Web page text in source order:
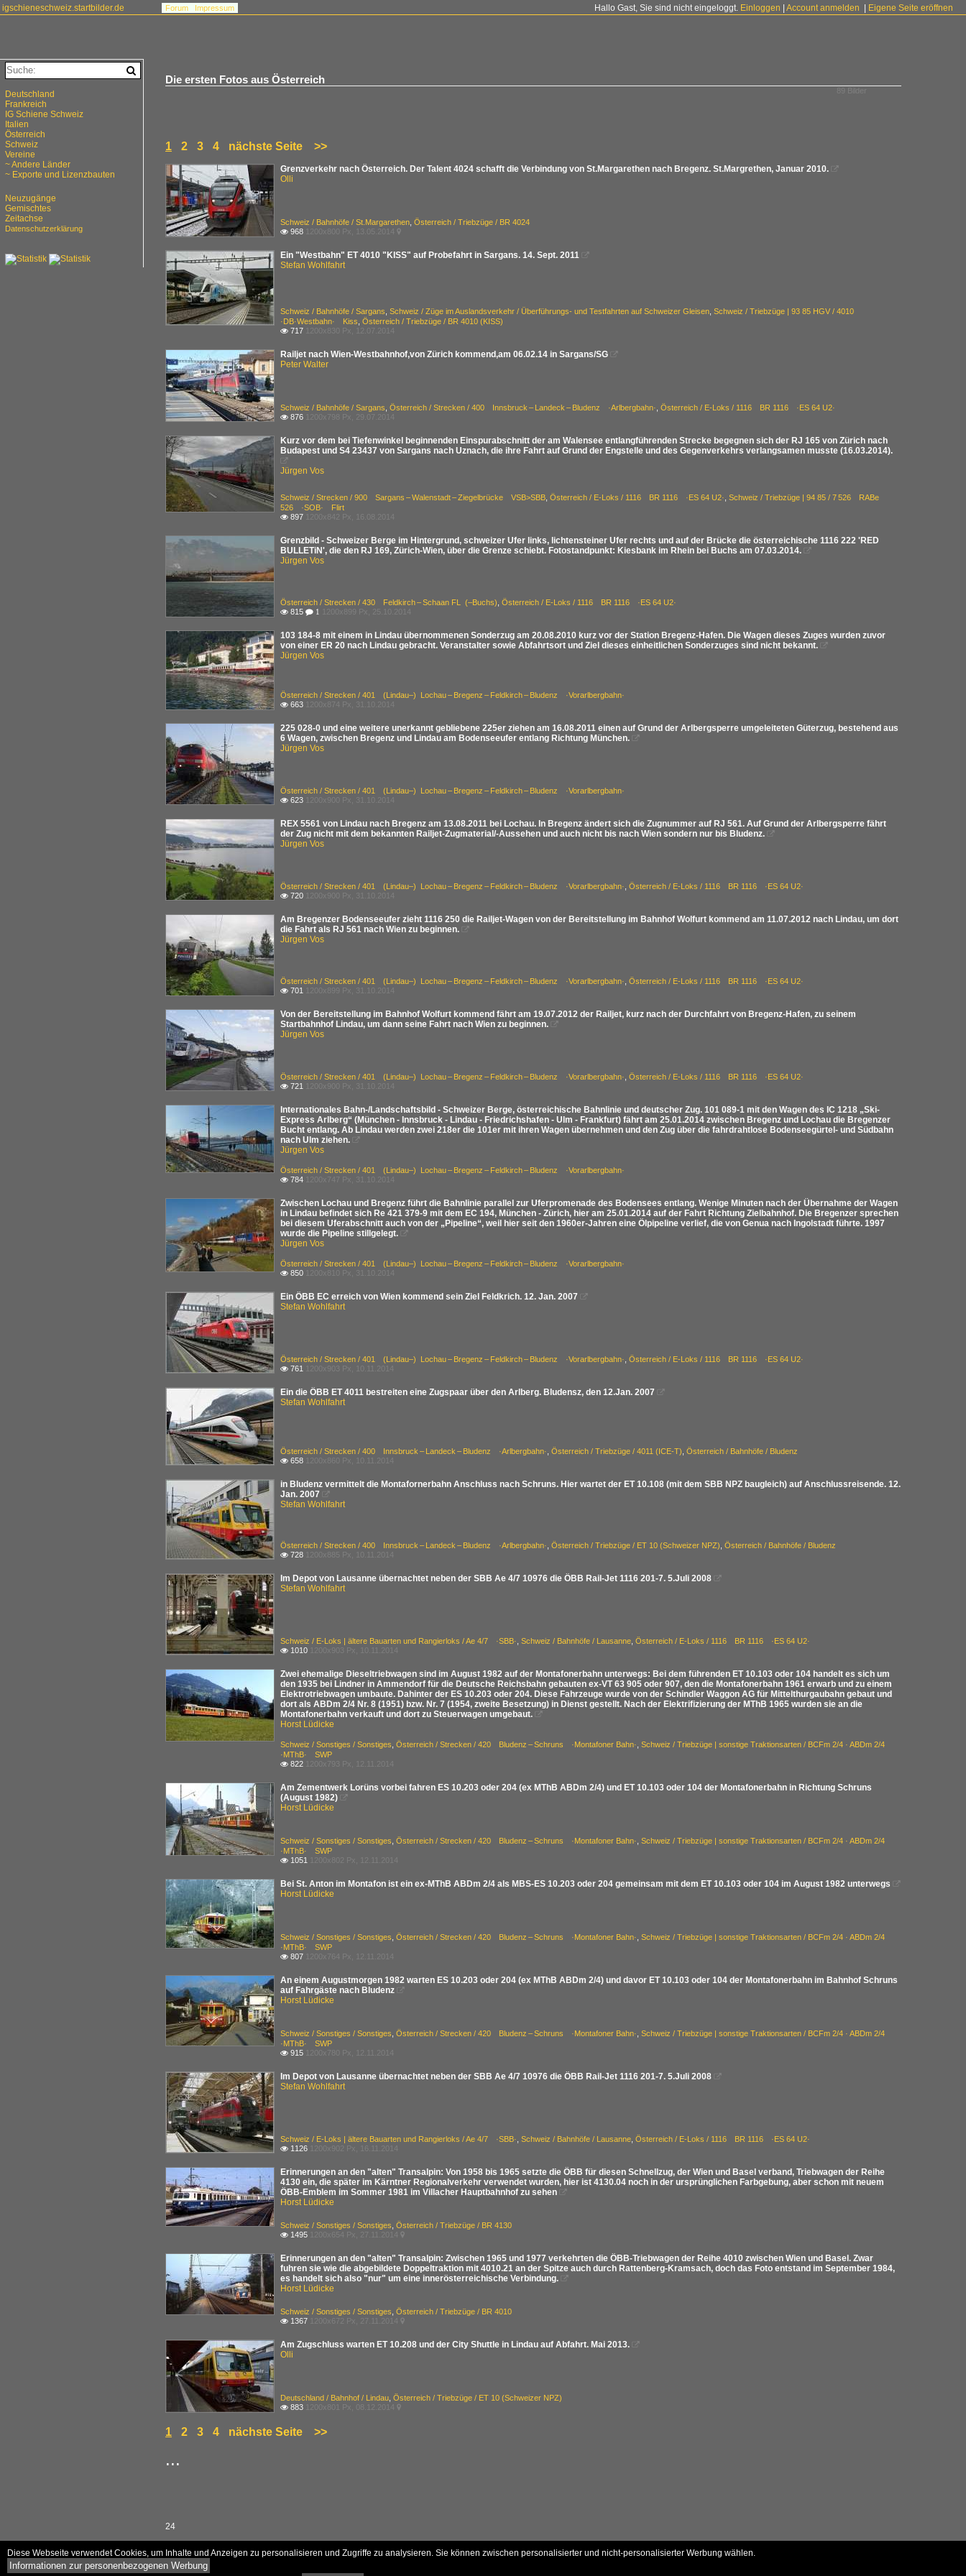
igschieneschweiz.startbilder.de Hallo Gast, Sie sind nicht eingeloggt. Einloggen Account anmelden Eigene Seite eröffnen
Forum Impressum
Die ersten Fotos aus Österreich
89 Bilder
1 2 3 4 nächste Seite >>
Grenzverkehr nach Österreich. Der Talent 4024 schafft die Verbindung von St.Margarethen nach Bregenz. St.Margrethen, Januar 2010. 
Olli
Schweiz / Bahnhöfe / St.Margarethen Österreich / Triebzüge / BR 4024
 968 1200x800 Px, 13.05.2014 
Ein "Westbahn" ET 4010 "KISS" auf Probefahrt in Sargans. 14. Sept. 2011 
Stefan Wohlfahrt
Schweiz / Bahnhöfe / Sargans Schweiz / Züge im Auslandsverkehr / Überführungs- und Testfahrten auf Schweizer Gleisen Schweiz / Triebzüge | 93 85 HGV / 4010
·DB·Westbahn· Kiss Österreich / Triebzüge / BR 4010 (KISS)
 717 1200x830 Px, 12.07.2014
Railjet nach Wien-Westbahnhof,von Zürich kommend,am 06.02.14 in Sargans/SG 
Peter Walter
Schweiz / Bahnhöfe / Sargans Österreich / Strecken / 400 Innsbruck – Landeck – Bludenz ·Arlbergbahn· Österreich / E-Loks / 1116 BR 1116 ·ES 64 U2·
 876 1200x798 Px, 29.07.2014
Kurz vor dem bei Tiefenwinkel beginnenden Einspurabschnitt der am Walensee entlangführenden Strecke begegnen sich der RJ 165 von Zürich nach
Budapest und S4 23437 von Sargans nach Uznach, die ihre Fahrt auf Grund der Engstelle und des Gegenverkehrs verlangsamen musste (16.03.2014).

Jürgen Vos
Schweiz / Strecken / 900 Sargans – Walenstadt – Ziegelbrücke VSB>SBB Österreich / E-Loks / 1116 BR 1116 ·ES 64 U2· Schweiz / Triebzüge | 94 85 / 7 526 RABe
526 ·SOB· Flirt
 897 1200x842 Px, 16.08.2014
Grenzbild - Schweizer Berge im Hintergrund, schweizer Ufer links, lichtensteiner Ufer rechts und auf der Brücke die österreichische 1116 222 'RED
BULLETiN', die den RJ 169, Zürich-Wien, über die Grenze schiebt. Fotostandpunkt: Kiesbank im Rhein bei Buchs am 07.03.2014.

Jürgen Vos
Österreich / Strecken / 430 Feldkirch – Schaan FL (–Buchs) Österreich / E-Loks / 1116 BR 1116 ·ES 64 U2·
 815  1 1200x899 Px, 25.10.2014
103 184-8 mit einem in Lindau übernommenen Sonderzug am 20.08.2010 kurz vor der Station Bregenz-Hafen. Die Wagen dieses Zuges wurden zuvor
von einer ER 20 nach Lindau gebracht. Veranstalter sowie Abfahrtsort und Ziel dieses einheitlichen Sonderzuges sind nicht bekannt.

Jürgen Vos
Österreich / Strecken / 401 (Lindau–) Lochau – Bregenz – Feldkirch – Bludenz ·Vorarlbergbahn·
 663 1200x874 Px, 31.10.2014
225 028-0 und eine weitere unerkannt gebliebene 225er ziehen am 16.08.2011 einen auf Grund der Arlbergsperre umgeleiteten Güterzug, bestehend aus
6 Wagen, zwischen Bregenz und Lindau am Bodenseeufer entlang Richtung München.

Jürgen Vos
Österreich / Strecken / 401 (Lindau–) Lochau – Bregenz – Feldkirch – Bludenz ·Vorarlbergbahn·
 623 1200x900 Px, 31.10.2014
REX 5561 von Lindau nach Bregenz am 13.08.2011 bei Lochau. In Bregenz ändert sich die Zugnummer auf RJ 561. Auf Grund der Arlbergsperre fährt
der Zug nicht mit dem bekannten Railjet-Zugmaterial/-Aussehen und auch nicht bis nach Wien sondern nur bis Bludenz.

Jürgen Vos
Österreich / Strecken / 401 (Lindau–) Lochau – Bregenz – Feldkirch – Bludenz ·Vorarlbergbahn· Österreich / E-Loks / 1116 BR 1116 ·ES 64 U2·
 720 1200x900 Px, 31.10.2014
Am Bregenzer Bodenseeufer zieht 1116 250 die Railjet-Wagen von der Bereitstellung im Bahnhof Wolfurt kommend am 11.07.2012 nach Lindau, um dort
die Fahrt als RJ 561 nach Wien zu beginnen.

Jürgen Vos
Österreich / Strecken / 401 (Lindau–) Lochau – Bregenz – Feldkirch – Bludenz ·Vorarlbergbahn· Österreich / E-Loks / 1116 BR 1116 ·ES 64 U2·
 701 1200x899 Px, 31.10.2014
Von der Bereitstellung im Bahnhof Wolfurt kommend fährt am 19.07.2012 der Railjet, kurz nach der Durchfahrt von Bregenz-Hafen, zu seinem
Startbahnhof Lindau, um dann seine Fahrt nach Wien zu beginnen.

Jürgen Vos
Österreich / Strecken / 401 (Lindau–) Lochau – Bregenz – Feldkirch – Bludenz ·Vorarlbergbahn· Österreich / E-Loks / 1116 BR 1116 ·ES 64 U2·
 721 1200x900 Px, 31.10.2014
Internationales Bahn-/Landschaftsbild - Schweizer Berge, österreichische Bahnlinie und deutscher Zug. 101 089-1 mit den Wagen des IC 1218 „Ski-
Express Arlberg“ (München - Innsbruck - Lindau - Friedrichshafen - Ulm - Frankfurt) fährt am 25.01.2014 zwischen Bregenz und Lochau die Bregenzer
Bucht entlang. Ab Lindau werden zwei 218er die 101er mit ihren Wagen übernehmen und den Zug über die fahrdrahtlose Bodenseegürtel- und Südbahn
nach Ulm ziehen.

Jürgen Vos
Österreich / Strecken / 401 (Lindau–) Lochau – Bregenz – Feldkirch – Bludenz ·Vorarlbergbahn·
 784 1200x747 Px, 31.10.2014
Zwischen Lochau und Bregenz führt die Bahnlinie parallel zur Uferpromenade des Bodensees entlang. Wenige Minuten nach der Übernahme der Wagen
in Lindau befindet sich Re 421 379-9 mit dem EC 194, München - Zürich, hier am 25.01.2014 auf der Fahrt Richtung Zielbahnhof. Die Bregenzer sprechen
bei diesem Uferabschnitt auch von der „Pipeline“, weil hier seit den 1960er-Jahren eine Ölpipeline verlief, die von Genua nach Ingolstadt führte. 1997
wurde die Pipeline stillgelegt.

Jürgen Vos
Österreich / Strecken / 401 (Lindau–) Lochau – Bregenz – Feldkirch – Bludenz ·Vorarlbergbahn·
 850 1200x810 Px, 31.10.2014
Ein ÖBB EC erreich von Wien kommend sein Ziel Feldkrich. 12. Jan. 2007 
Stefan Wohlfahrt
Österreich / Strecken / 401 (Lindau–) Lochau – Bregenz – Feldkirch – Bludenz ·Vorarlbergbahn· Österreich / E-Loks / 1116 BR 1116 ·ES 64 U2·
 761 1200x903 Px, 10.11.2014
Ein die ÖBB ET 4011 bestreiten eine Zugspaar über den Arlberg. Bludensz, den 12.Jan. 2007 
Stefan Wohlfahrt
Österreich / Strecken / 400 Innsbruck – Landeck – Bludenz ·Arlbergbahn· Österreich / Triebzüge / 4011 (ICE-T) Österreich / Bahnhöfe / Bludenz
 658 1200x860 Px, 10.11.2014
in Bludenz vermittelt die Montafornerbahn Anschluss nach Schruns. Hier wartet der ET 10.108 (mit dem SBB NPZ baugleich) auf Anschlussreisende. 12.
Jan. 2007

Stefan Wohlfahrt
Österreich / Strecken / 400 Innsbruck – Landeck – Bludenz ·Arlbergbahn· Österreich / Triebzüge / ET 10 (Schweizer NPZ) Österreich / Bahnhöfe / Bludenz
 728 1200x885 Px, 10.11.2014
Im Depot von Lausanne übernachtet neben der SBB Ae 4/7 10976 die ÖBB Rail-Jet 1116 201-7. 5.Juli 2008 
Stefan Wohlfahrt
Schweiz / E-Loks | ältere Bauarten und Rangierloks / Ae 4/7 ·SBB· Schweiz / Bahnhöfe / Lausanne Österreich / E-Loks / 1116 BR 1116 ·ES 64 U2·
 1010 1200x903 Px, 10.11.2014
Zwei ehemalige Dieseltriebwagen sind im August 1982 auf der Montafonerbahn unterwegs: Bei dem führenden ET 10.103 oder 104 handelt es sich um
den 1935 bei Lindner in Ammendorf für die Deutsche Reichsbahn gebauten ex-VT 63 905 oder 907, den die Montafonerbahn 1961 erwarb und zu einem
Elektrotriebwagen umbaute. Dahinter der ES 10.203 oder 204. Diese Fahrzeuge wurde von der Schindler Waggon AG für Mittelthurgaubahn gebaut und
dort als ABDm 2/4 Nr. 8 (1951) bzw. Nr. 7 (1954, zweite Besetzung) in Dienst gestellt. Nach der Elektrifizierung der MThB 1965 wurden sie an die
Montafonerbahn verkauft und dort zu Steuerwagen umgebaut.

Horst Lüdicke
Schweiz / Sonstiges / Sonstiges Österreich / Strecken / 420 Bludenz – Schruns ·Montafoner Bahn· Schweiz / Triebzüge | sonstige Traktionsarten / BCFm 2/4 · ABDm 2/4
·MThB· SWP
 822 1200x793 Px, 12.11.2014
Am Zementwerk Lorüns vorbei fahren ES 10.203 oder 204 (ex MThB ABDm 2/4) und ET 10.103 oder 104 der Montafonerbahn in Richtung Schruns
(August 1982)

Horst Lüdicke
Schweiz / Sonstiges / Sonstiges Österreich / Strecken / 420 Bludenz – Schruns ·Montafoner Bahn· Schweiz / Triebzüge | sonstige Traktionsarten / BCFm 2/4 · ABDm 2/4
·MThB· SWP
 1051 1200x802 Px, 12.11.2014
Bei St. Anton im Montafon ist ein ex-MThB ABDm 2/4 als MBS-ES 10.203 oder 204 gemeinsam mit dem ET 10.103 oder 104 im August 1982 unterwegs 
Horst Lüdicke
Schweiz / Sonstiges / Sonstiges Österreich / Strecken / 420 Bludenz – Schruns ·Montafoner Bahn· Schweiz / Triebzüge | sonstige Traktionsarten / BCFm 2/4 · ABDm 2/4
·MThB· SWP
 807 1200x764 Px, 12.11.2014
An einem Augustmorgen 1982 warten ES 10.203 oder 204 (ex MThB ABDm 2/4) und davor ET 10.103 oder 104 der Montafonerbahn im Bahnhof Schruns
auf Fahrgäste nach Bludenz

Horst Lüdicke
Schweiz / Sonstiges / Sonstiges Österreich / Strecken / 420 Bludenz – Schruns ·Montafoner Bahn· Schweiz / Triebzüge | sonstige Traktionsarten / BCFm 2/4 · ABDm 2/4
·MThB· SWP
 915 1200x780 Px, 12.11.2014
Im Depot von Lausanne übernachtet neben der SBB Ae 4/7 10976 die ÖBB Rail-Jet 1116 201-7. 5.Juli 2008 
Stefan Wohlfahrt
Schweiz / E-Loks | ältere Bauarten und Rangierloks / Ae 4/7 ·SBB· Schweiz / Bahnhöfe / Lausanne Österreich / E-Loks / 1116 BR 1116 ·ES 64 U2·
 1126 1200x902 Px, 16.11.2014
Erinnerungen an den "alten" Transalpin: Von 1958 bis 1965 setzte die ÖBB für diesen Schnellzug, der Wien und Basel verband, Triebwagen der Reihe
4130 ein, die später im Kärntner Regionalverkehr verwendet wurden, hier ist 4130.04 noch in der ursprünglichen Farbgebung, aber schon mit neuem
ÖBB-Emblem im Sommer 1981 im Villacher Hauptbahnhof zu sehen

Horst Lüdicke
Schweiz / Sonstiges / Sonstiges Österreich / Triebzüge / BR 4130
 1495 1200x654 Px, 27.11.2014 
Erinnerungen an den "alten" Transalpin: Zwischen 1965 und 1977 verkehrten die ÖBB-Triebwagen der Reihe 4010 zwischen Wien und Basel. Zwar
fuhren sie wie die abgebildete Doppeltraktion mit 4010.21 an der Spitze auch durch Rattenberg-Kramsach, doch das Foto entstand im September 1984,
es handelt sich also "nur" um eine innerösterreichische Verbindung.

Horst Lüdicke
Schweiz / Sonstiges / Sonstiges Österreich / Triebzüge / BR 4010
 1367 1200x672 Px, 27.11.2014 
Am Zugschluss warten ET 10.208 und der City Shuttle in Lindau auf Abfahrt. Mai 2013. 
Olli
Deutschland / Bahnhof / Lindau Österreich / Triebzüge / ET 10 (Schweizer NPZ)
 883 1200x801 Px, 08.12.2014 
1 2 3 4 nächste Seite >>
...
24
Deutschland
Frankreich
IG Schiene Schweiz
Italien
Österreich
Schweiz
Vereine
~ Andere Länder
~ Exporte und Lizenzbauten
Neuzugänge
Gemischtes
Zeitachse
Datenschutzerklärung
Diese Webseite verwendet Cookies, um Inhalte und Anzeigen zu personalisieren und Zugriffe zu analysieren. Sie können zwischen personalisierter und nicht-personalisierter Werbung wählen.
Informationen zur personenbezogenen Werbung